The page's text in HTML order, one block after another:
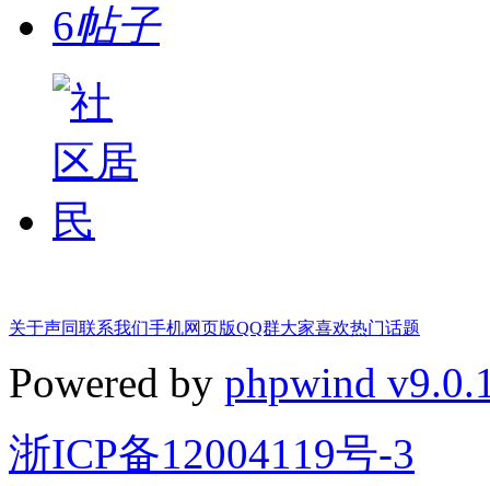
6帖子
关于声同联系我们手机网页版QQ群大家喜欢热门话题
Powered by phpwind
浙ICP备12004119号-3